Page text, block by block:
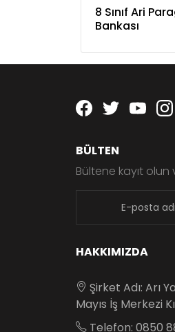
8 Sınıf Ari
Bankası
Facebook
twitter
BÜLTEN
Bültene kayıt olun
HAKKIMIZDA
Şirket Adı: Arı
Mayıs İş Merkezi
Telefon: 0850